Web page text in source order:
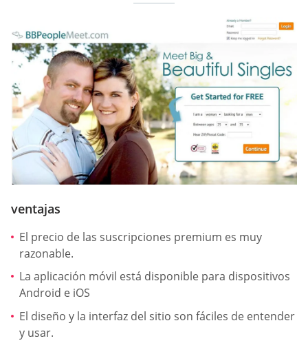
ventajas
El precio de las suscripciones premium es muy
razonable.
La aplicación móvil está disponible para dispositivos
Android e iOS
El diseño y la interfaz del sitio son fáciles de entender
y usar.